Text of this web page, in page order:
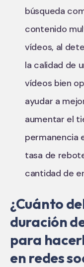
búsqueda
contenido
vídeos, al
la calidad de
vídeos bien
ayudar a
aumentar el
permanencia
tasa de
cantidad de
¿Cuánto
duración
para
en redes